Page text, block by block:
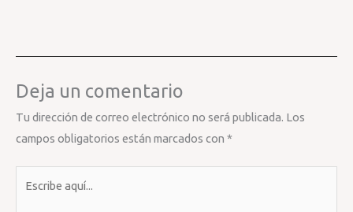
Deja un comentario
Tu dirección de correo electrónico no será publicada. Los
campos obligatorios están marcados con *